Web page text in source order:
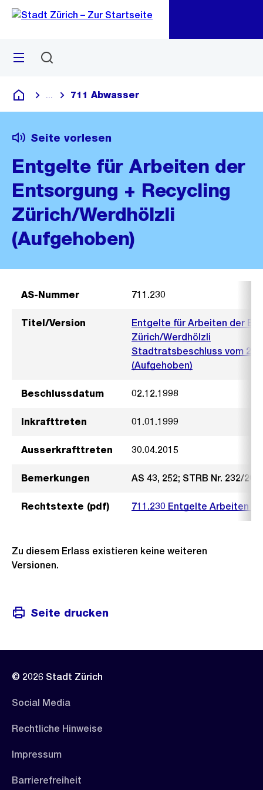
Navigation
Sprunglink
Menü
Deutsch
Blende alle Breadcrumbs ein
711 Abwasser
Seite vorlesen
Entgelte für Arbeiten der
Entsorgung + Recycling
Zürich/Werdhölzli
(Aufgehoben)
AS-Nummer 711.230
Titel/Version
Entgelte für Arbeiten der
Zürich/Werdhölzli
Stadtratsbeschluss vom 2.
(Aufgehoben)
Beschlussdatum 02.12.1998
Inkrafttreten 01.01.1999
Ausserkrafttreten 30.04.2015
Bemerkungen AS 43, 252; STRB Nr. 232/
Rechtstexte (pdf) 711.230 Entgelte Arbeiten
Zu diesem Erlass existieren keine weiteren
Versionen.
Seite drucken
© 2026 Stadt Zürich
Social Media
Rechtliche Hinweise
Impressum
Barrierefreiheit